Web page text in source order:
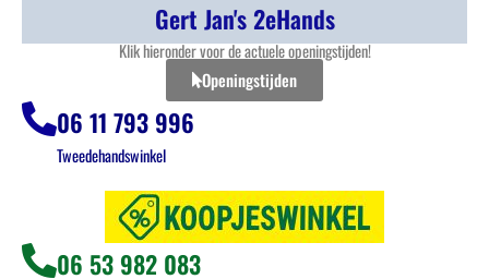
Gert Jan's 2eHands
Klik hieronder voor de actuele openingstijden!
Openingstijden
06 11 793 996
Tweedehandswinkel
06 53 982 083